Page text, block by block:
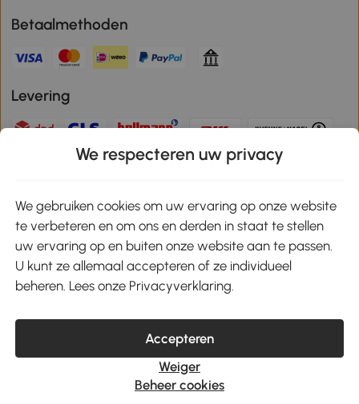
Betaalmethoden
Levering
Download de app en ontvang 10% korting!
Google Play
klantenservice@aosom.nl
MH Handel GmbH, Wendenstrasse 309, 20537 Hamburg
© 2021-2026 Aosom heeft alle rechten voorbehouden.
We respecteren uw privacy
We gebruiken cookies om uw ervaring op onze website
te verbeteren en om ons en derden in staat te stellen
uw ervaring op en buiten onze website aan te passen.
U kunt ze allemaal accepteren of ze individueel
beheren. Lees onze Privacyverklaring.
Accepteren
Weiger
Beheer cookies